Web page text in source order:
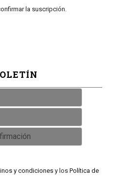
la suscripción.
y condicionesy los Política de